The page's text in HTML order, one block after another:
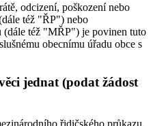
odcizení, poškození nebo
též "ŘP") nebo
(dále též "MŘP") je povinen tuto
obecnímu úřadu obce s
jednat (podat žádost
řidičského průkazu.